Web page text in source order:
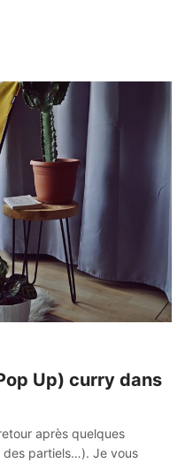
Up) curry dans
après quelques
des partiels…). Je vous